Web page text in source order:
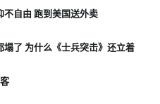
自由 跑到美国送外卖
塌了 为什么《士兵突击》还立着